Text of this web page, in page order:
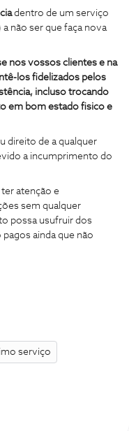
dentro de um serviço
não ser que faça nova
nos vossos clientes e na
los fidelizados pelos
incluso trocando
em bom estado fisico e
direito de a qualquer
a incumprimento do
atenção e
sem qualquer
possa usufruir dos
ainda que não
serviço